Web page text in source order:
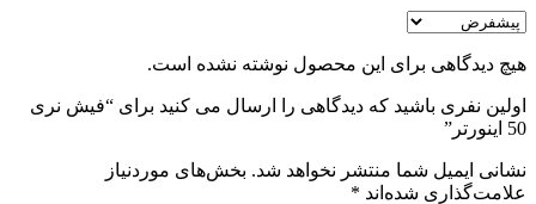
هیچ دیدگاهی برای این محصول نوشته نشده است.
اولین نفری باشید که دیدگاهی را ارسال می کنید برای “فیش نری
50 اینورتر”
نشانی ایمیل شما منتشر نخواهد شد. بخش‌های موردنیاز
علامت‌گذاری شده‌اند *